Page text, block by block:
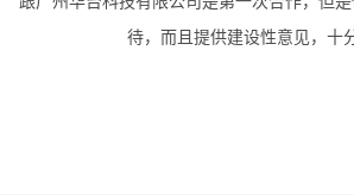
我们的网站及时完成上线。期待再一次的合作